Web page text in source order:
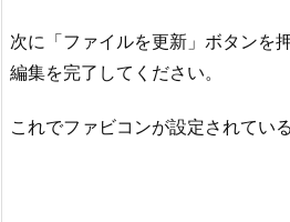
次に「ファイルを更新」ボタンを
編集を完了してください。
これでファビコンが設定されてい